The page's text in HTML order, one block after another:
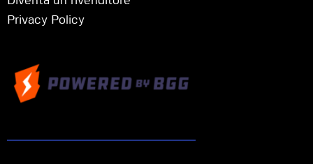
Privacy Policy